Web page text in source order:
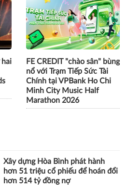
hai
FE CREDIT "chào sân" bùng
nổ với Trạm Tiếp Sức Tài
Chính tại VPBank Ho Chi
Minh City Music Half
Marathon 2026
Xây dựng Hòa Bình phát hành
hơn 51 triệu cổ phiếu để hoán đổi
hơn 514 tỷ đồng nợ